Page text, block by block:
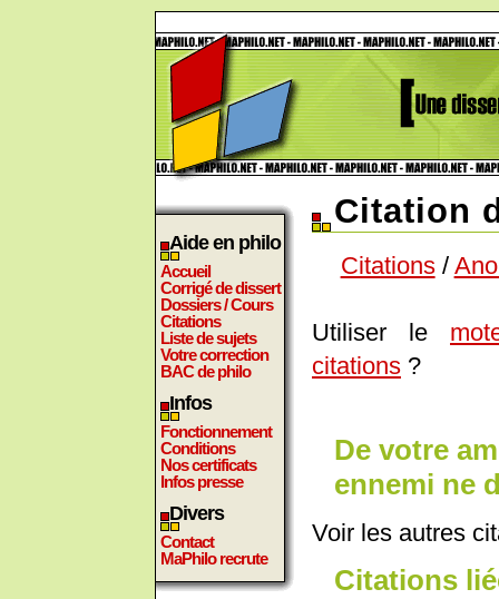
Aide en philo
Accueil
Corrigé de dissert
Dossiers / Cours
Citations
Liste de sujets
Votre correction
BAC de philo
Infos
Fonctionnement
Conditions
Nos certificats
Infos presse
Divers
Contact
MaPhilo recrute
Citation
Citations/
Utiliser le
citations ?
De votre
ennemi ne
Voir les autres
Citations